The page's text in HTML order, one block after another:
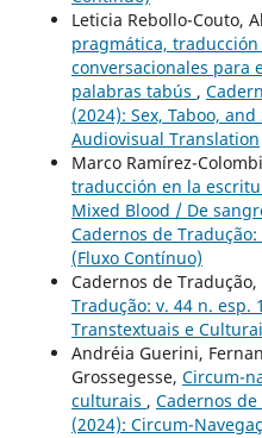
Leticia Rebollo-Couto,
pragmática,
conversacionales para
palabras tabús ,
(2024): Sex, Taboo,
Audiovisual Translation
Marco Ramírez-
traducción en la
Mixed Blood / De
Cadernos de
(Fluxo Contínuo)
Cadernos de Tradução,
Tradução: v. 44 n. esp.
Transtextuais e
Andréia Guerini,
Grossegesse, Circum-
culturais , Cadernos de
(2024): Circum-